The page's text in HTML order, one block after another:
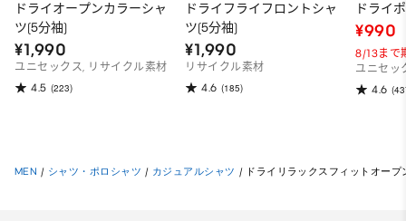
ドライオープンカラーシャ
ツ(5分袖)
¥1,990
ユニセックス, リサイクル素材
4.5 (223)
ドライフライフロントシャ
ツ(5分袖)
¥1,990
リサイクル素材
4.6 (185)
ドライ
¥990
8/13まで
ユニセッ
4.6
MEN / シャツ・ポロシャツ / カジュアルシャツ / ドライリラックスフィットオー